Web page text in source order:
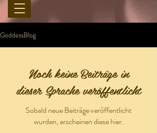
GoddessBlog
Noch keine Beiträge in
dieser Sprache veröffentlicht
Sobald neue Beiträge veröffentlicht
wurden, erscheinen diese hier.